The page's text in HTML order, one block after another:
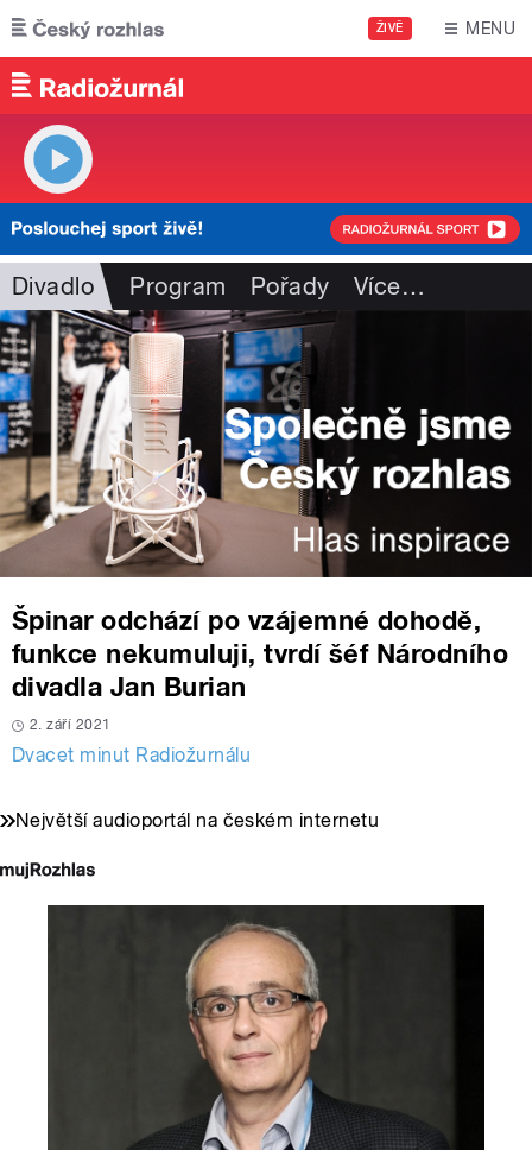
Přejít k hlavnímu obsahu
ŽIVĚ MENU
Divadlo Program Pořady Více…
Špinar odchází po vzájemné dohodě,
funkce nekumuluji, tvrdí šéf Národního
divadla Jan Burian
2. září 2021
Dvacet minut Radiožurnálu
Největší audioportál na českém internetu